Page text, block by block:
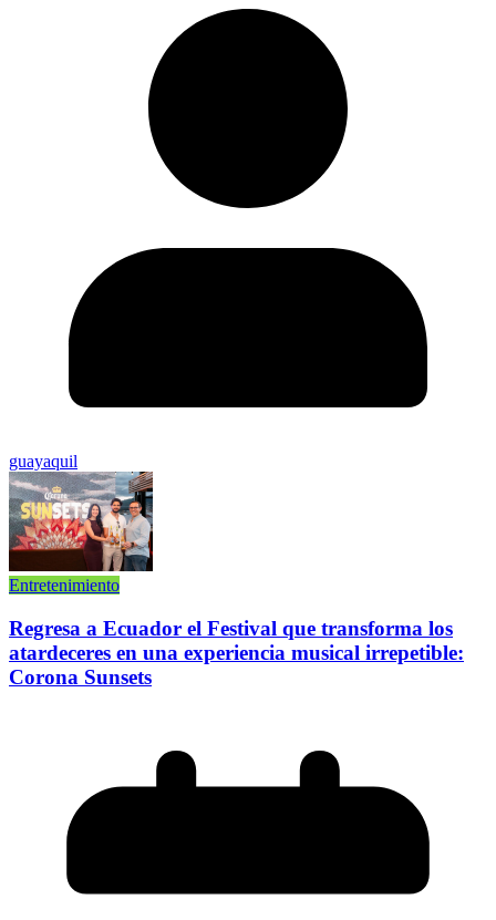
guayaquil
Entretenimiento
Regresa a Ecuador el Festival que transforma los
atardeceres en una experiencia musical irrepetible:
Corona Sunsets